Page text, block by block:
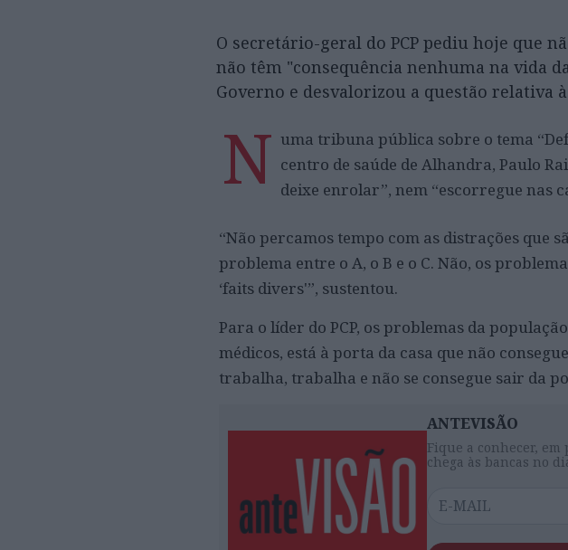
O secretário-geral do PCP pediu hoje que
não têm "consequência nenhuma na vida
Governo e desvalorizou a questão relativa
N uma tribuna pública sobre o tema
centro de saúde de Alhandra, Paulo
deixe enrolar”, nem “escorregue nas
“Não percamos tempo com as distrações que
problema entre o A, o B e o C. Não, os
‘faits divers'”, sustentou.
Para o líder do PCP, os problemas da
médicos, está à porta da casa que não
trabalha, trabalha e não se consegue sair da
ANTEVISÃO
Fique a conhecer,
chega às bancas no